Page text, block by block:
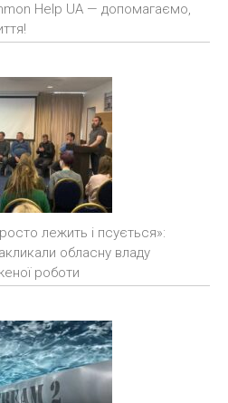
Help UA — допомагаємо,
лежить і псується»:
обласну владу
роботи